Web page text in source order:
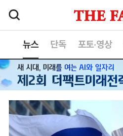
뉴스 단독 포토·영상